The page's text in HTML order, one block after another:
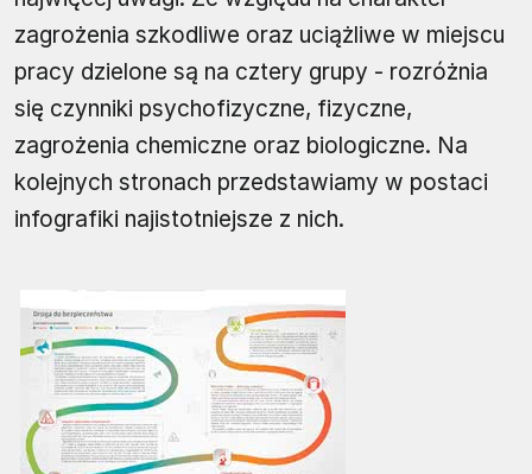
zagrożenia szkodliwe oraz uciążliwe w miejscu
pracy dzielone są na cztery grupy - rozróżnia
się czynniki psychofizyczne, fizyczne,
zagrożenia chemiczne oraz biologiczne. Na
kolejnych stronach przedstawiamy w postaci
infografiki najistotniejsze z nich.